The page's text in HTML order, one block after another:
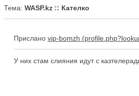
Тема: WASP.kz :: Кателко
Прислано vip-bomzh
У них стам слияния идут с